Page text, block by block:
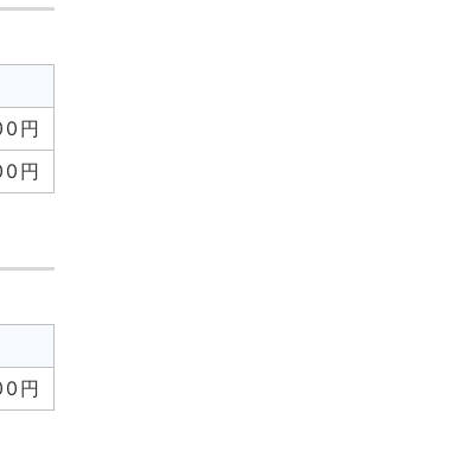
円
円
円